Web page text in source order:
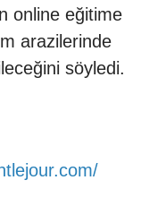
online eğitime
arazilerinde
söyledi.